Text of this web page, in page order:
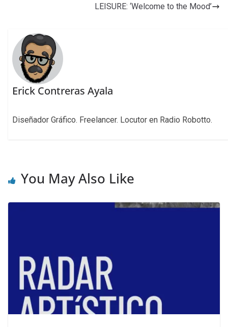
LEISURE: ‘Welcome to the Mood’
Erick Contreras Ayala
Diseñador Gráfico. Freelancer. Locutor en Radio Robotto.
You May Also Like